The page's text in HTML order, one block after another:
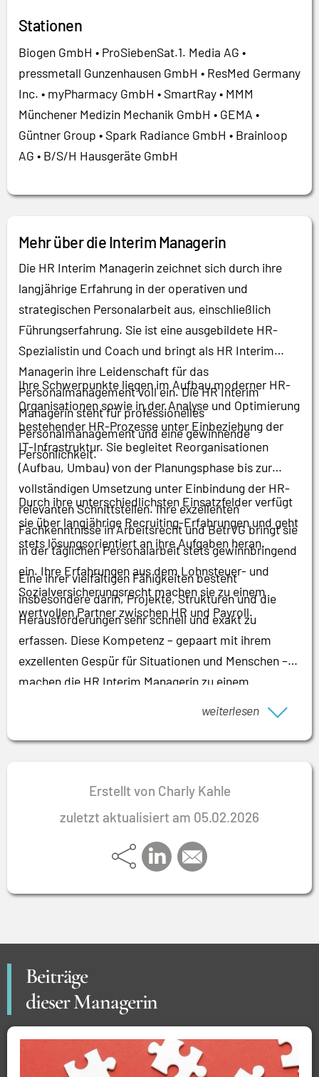
Stationen
Biogen GmbH • ProSiebenSat.1. Media AG •
pressmetall Gunzenhausen GmbH • ResMed Germany
Inc. • myPharmacy GmbH • SmartRay • MMM
Münchener Medizin Mechanik GmbH • GEMA •
Güntner Group • Spark Radiance GmbH • Brainloop
AG • B/S/H Hausgeräte GmbH
Mehr über die Interim Managerin
Die HR Interim Managerin zeichnet sich durch ihre
langjährige Erfahrung in der operativen und
strategischen Personalarbeit aus, einschließlich
Führungserfahrung. Sie ist eine ausgebildete HR-
Spezialistin und Coach und bringt als HR Interim
Managerin ihre Leidenschaft für das
Personalmanagement voll ein. Die HR Interim
Managerin steht für professionelles
Personalmanagement und eine gewinnende
Persönlichkeit.
Ihre Schwerpunkte liegen im Aufbau moderner HR-
Organisationen sowie in der Analyse und Optimierung
bestehender HR-Prozesse unter Einbeziehung der
IT-Infrastruktur. Sie begleitet Reorganisationen
(Aufbau, Umbau) von der Planungsphase bis zur
vollständigen Umsetzung unter Einbindung der HR-
relevanten Schnittstellen. Ihre exzellenten
Fachkenntnisse in Arbeitsrecht und BetrVG bringt sie
in der täglichen Personalarbeit stets gewinnbringend
ein. Ihre Erfahrungen aus dem Lohnsteuer- und
Sozialversicherungsrecht machen sie zu einem
wertvollen Partner zwischen HR und Payroll.
Durch ihre unterschiedlichsten Einsatzfelder verfügt
sie über langjährige Recruiting-Erfahrungen und geht
stets lösungsorientiert an ihre Aufgaben heran.
Eine ihrer vielfältigen Fähigkeiten besteht
insbesondere darin, Projekte, Strukturen und die
Herausforderungen sehr schnell und exakt zu
erfassen. Diese Kompetenz – gepaart mit ihrem
exzellenten Gespür für Situationen und Menschen –
machen die HR Interim Managerin zu einem
ihren Kunden stets in einer eindrucksvollen Weise
weiterlesen
Erstellt von Charly Kahle
zuletzt aktualisiert am 05.02.2026
Beiträge
dieser Managerin